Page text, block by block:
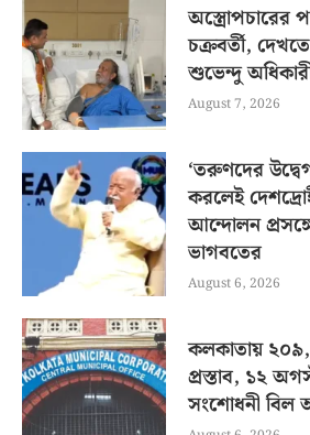
অস্ত্রোপচারের
চক্রবর্তী,
শুভেন্দু
August 7, 2026
‘তরুণদের
করলেই
আন্দোলন
ভাগবতের
August 6, 2026
কলকাতায় ২০৯,
প্রস্তাব, ১২
সংশোধনী বিল